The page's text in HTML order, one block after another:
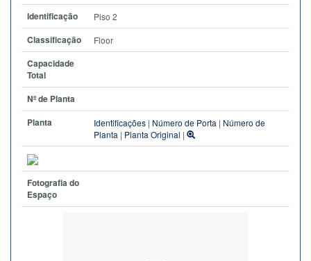
Identificação Piso 2
Classificação Floor
Capacidade
Total
Nº de Planta
Planta
Identificações | Número de Porta | Número de
Planta | Planta Original |
Fotografia do
Espaço